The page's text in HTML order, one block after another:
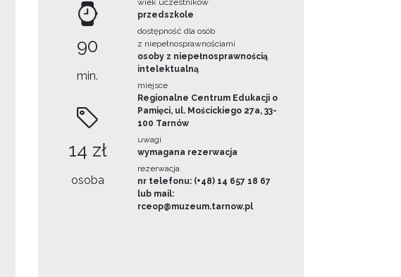
90
min.
14 zł
osoba
wiek uczestników
przedszkole
dostępność dla osób
z niepełnosprawnościami
osoby z niepełnosprawnością
intelektualną
miejsce
Regionalne Centrum Edukacji o
Pamięci, ul. Mościckiego 27a, 33-
100 Tarnów
uwagi
wymagana rezerwacja
rezerwacja
nr telefonu: (+48) 14 657 18 67
lub mail:
rceop@muzeum.tarnow.pl